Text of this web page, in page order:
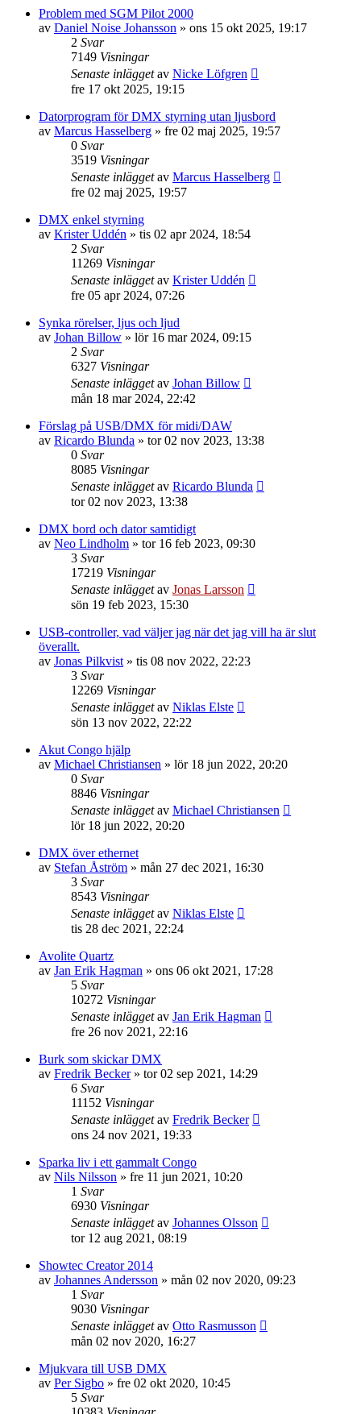
Problem med SGM Pilot 2000
av Daniel Noise Johansson » ons 15 okt 2025, 19:17
2 Svar
7149 Visningar
Senaste inläggetav Nicke Löfgren
fre 17 okt 2025, 19:15
Datorprogram för DMX styrning utan ljusbord
av Marcus Hasselberg » fre 02 maj 2025, 19:57
0 Svar
3519 Visningar
Senaste inläggetav Marcus Hasselberg
fre 02 maj 2025, 19:57
DMX enkel styrning
av Krister Uddén » tis 02 apr 2024, 18:54
2 Svar
11269 Visningar
Senaste inläggetav Krister Uddén
fre 05 apr 2024, 07:26
Synka rörelser, ljus och ljud
av Johan Billow » lör 16 mar 2024, 09:15
2 Svar
6327 Visningar
Senaste inläggetav Johan Billow
mån 18 mar 2024, 22:42
Förslag på USB/DMX för midi/DAW
av Ricardo Blunda » tor 02 nov 2023, 13:38
0 Svar
8085 Visningar
Senaste inläggetav Ricardo Blunda
tor 02 nov 2023, 13:38
DMX bord och dator samtidigt
av Neo Lindholm » tor 16 feb 2023, 09:30
3 Svar
17219 Visningar
Senaste inläggetav Jonas Larsson
sön 19 feb 2023, 15:30
USB-controller, vad väljer jag när det jag vill ha är slut
överallt.
av Jonas Pilkvist » tis 08 nov 2022, 22:23
3 Svar
12269 Visningar
Senaste inläggetav Niklas Elste
sön 13 nov 2022, 22:22
Akut Congo hjälp
av Michael Christiansen » lör 18 jun 2022, 20:20
0 Svar
8846 Visningar
Senaste inläggetav Michael Christiansen
lör 18 jun 2022, 20:20
DMX över ethernet
av Stefan Åström » mån 27 dec 2021, 16:30
3 Svar
8543 Visningar
Senaste inläggetav Niklas Elste
tis 28 dec 2021, 22:24
Avolite Quartz
av Jan Erik Hagman » ons 06 okt 2021, 17:28
5 Svar
10272 Visningar
Senaste inläggetav Jan Erik Hagman
fre 26 nov 2021, 22:16
Burk som skickar DMX
av Fredrik Becker» tor 02 sep 2021, 14:29
6 Svar
11152 Visningar
Senaste inläggetav Fredrik Becker
ons 24 nov 2021, 19:33
Sparka liv i ett gammalt Congo
av Nils Nilsson » fre 11 jun 2021, 10:20
1 Svar
6930 Visningar
Senaste inläggetav Johannes Olsson
tor 12 aug 2021, 08:19
Showtec Creator 2014
av Johannes Andersson » mån 02 nov 2020, 09:23
1 Svar
9030 Visningar
Senaste inläggetav Otto Rasmusson
mån 02 nov 2020, 16:27
Mjukvara till USB DMX
av Per Sigbo » fre 02 okt 2020, 10:45
5 Svar